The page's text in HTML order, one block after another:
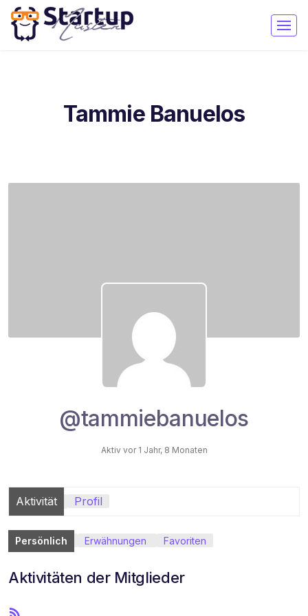
Tammie Banuelos
@tammiebanuelos
Aktiv vor 1 Jahr, 8 Monaten
Aktivität Profil
Persönlich Erwähnungen Favoriten
Aktivitäten der Mitglieder